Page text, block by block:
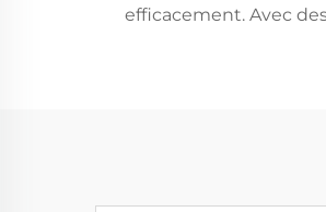
efficacement. Avec